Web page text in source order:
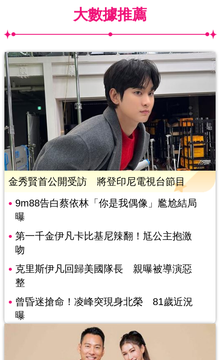
大數據推薦
金秀賢首公開受訪 將登印尼電視台節目
9m88告白蔡依林「你是我偶像」尷尬結局
曝
第一千金伊凡卡比基尼辣翻！尪公主抱激
吻
克里斯伊凡回歸美國隊長 親曝被導演惡
整
曾昏迷搶命！凌峰突現身北榮 81歲近況
曝